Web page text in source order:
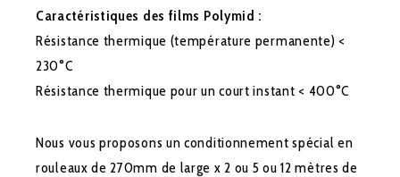
Caractéristiques des films Polymid :
Résistance thermique (température permanente) <
230°C
Résistance thermique pour un court instant < 400°C
Nous vous proposons un conditionnement spécial en
rouleaux de 270mm de large x 2 ou 5 ou 12 mètres de